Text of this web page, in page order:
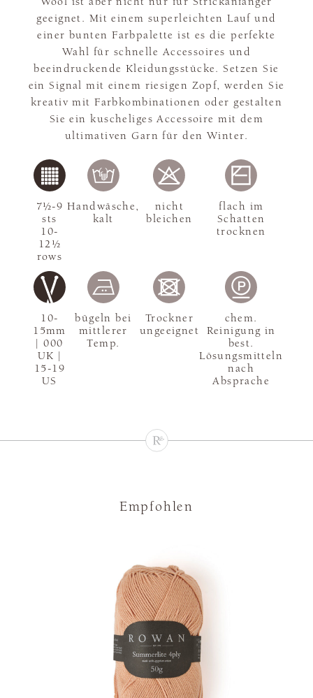
geeignet. Mit einem superleichten Lauf und
einer bunten Farbpalette ist es die perfekte
Wahl für schnelle Accessoires und
beeindruckende Kleidungsstücke. Setzen Sie
ein Signal mit einem riesigen Zopf, werden Sie
kreativ mit Farbkombinationen oder gestalten
Sie ein kuscheliges Accessoire mit dem
ultimativen Garn für den Winter.
10-
15mm
| 000
UK |
15-19
US
7½-9
sts
10-
12½
rows
Handwäsche,
kalt
nicht
bleichen
flach im
Schatten
trocknen
bügeln bei
mittlerer
Temp.
Trockner
ungeeignet
chem.
Reinigung in
best.
Lösungsmitteln
nach
Absprache
Empfohlen